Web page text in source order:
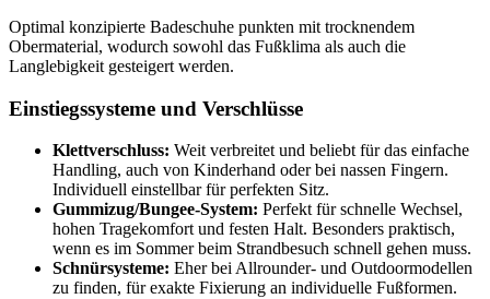
Optimal konzipierte Badeschuhe punkten mit trocknendem
Obermaterial, wodurch sowohl das Fußklima als auch die
Langlebigkeit gesteigert werden.
Einstiegssysteme und Verschlüsse
Klettverschluss: Weit verbreitet und beliebt für das einfache
Handling, auch von Kinderhand oder bei nassen Fingern.
Individuell einstellbar für perfekten Sitz.
Gummizug/Bungee-System: Perfekt für schnelle Wechsel,
hohen Tragekomfort und festen Halt. Besonders praktisch,
wenn es im Sommer beim Strandbesuch schnell gehen muss.
Schnürsysteme: Eher bei Allrounder- und Outdoormodellen
zu finden, für exakte Fixierung an individuelle Fußformen.